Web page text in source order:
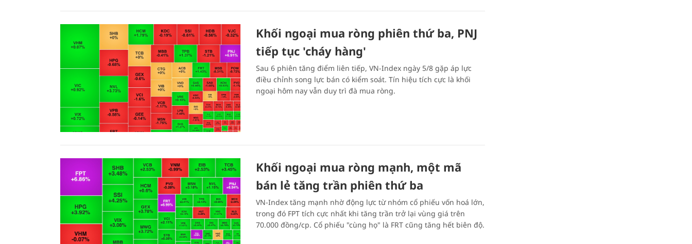
Khối ngoại mua ròng phiên thứ ba, PNJ
tiếp tục 'cháy hàng'
Sau 6 phiên tăng điểm liên tiếp, VN-Index ngày 5/8 gặp áp lực
điều chỉnh song lực bán có kiểm soát. Tín hiệu tích cực là khối
ngoại hôm nay vẫn duy trì đà mua ròng.
Khối ngoại mua ròng mạnh, một mã
bán lẻ tăng trần phiên thứ ba
VN-Index tăng mạnh nhờ động lực từ nhóm cổ phiếu vốn hoá lớn,
trong đó FPT tích cực nhất khi tăng trần trở lại vùng giá trên
70.000 đồng/cp. Cổ phiếu "cùng họ" là FRT cũng tăng hết biên độ.